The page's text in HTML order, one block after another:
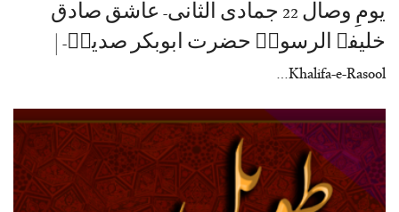
یومِ وصال 22 جمادی الثانی- عاشق صادق
خلیفۃ الرسولؐ حضرت ابوبکر صدیقؓ- |
Khalifa-e-Rasool…